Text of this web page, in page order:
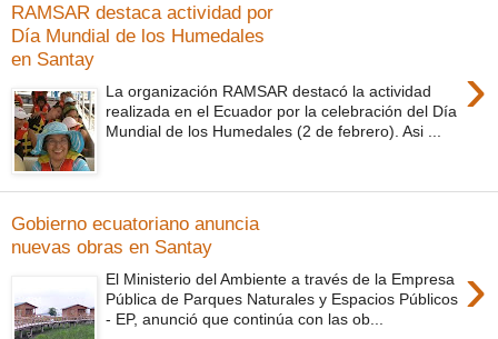
RAMSAR destaca actividad por
Día Mundial de los Humedales
en Santay
›
La organización RAMSAR destacó la actividad
realizada en el Ecuador por la celebración del Día
Mundial de los Humedales (2 de febrero). Asi ...
Gobierno ecuatoriano anuncia
nuevas obras en Santay
›
El Ministerio del Ambiente a través de la Empresa
Pública de Parques Naturales y Espacios Públicos
- EP, anunció que continúa con las ob...